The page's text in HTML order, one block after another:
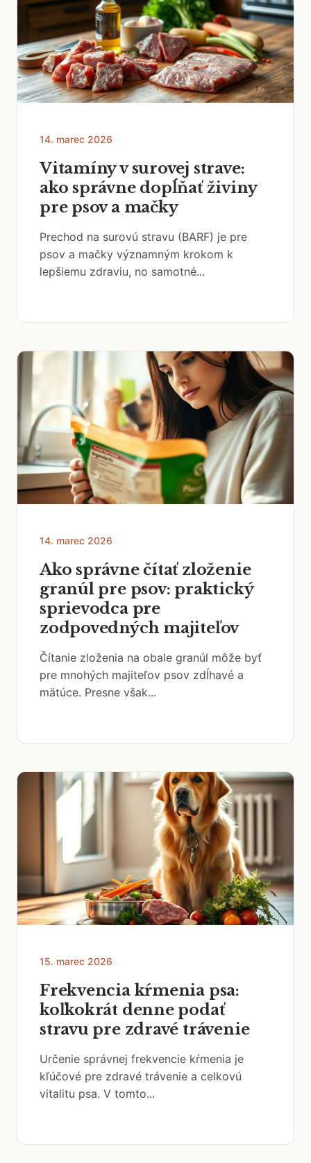
14. marec 2026
Vitamíny v surovej strave:
ako správne dopĺňať živiny
pre psov a mačky
Prechod na surovú stravu (BARF) je pre
psov a mačky významným krokom k
lepšiemu zdraviu, no samotné...
14. marec 2026
Ako správne čítať zloženie
granúl pre psov: praktický
sprievodca pre
zodpovedných majiteľov
Čítanie zloženia na obale granúl môže byť
pre mnohých majiteľov psov zdĺhavé a
mätúce. Presne však...
15. marec 2026
Frekvencia kŕmenia psa:
koľkokrát denne podať
stravu pre zdravé trávenie
Určenie správnej frekvencie kŕmenia je
kľúčové pre zdravé trávenie a celkovú
vitalitu psa. V tomto...